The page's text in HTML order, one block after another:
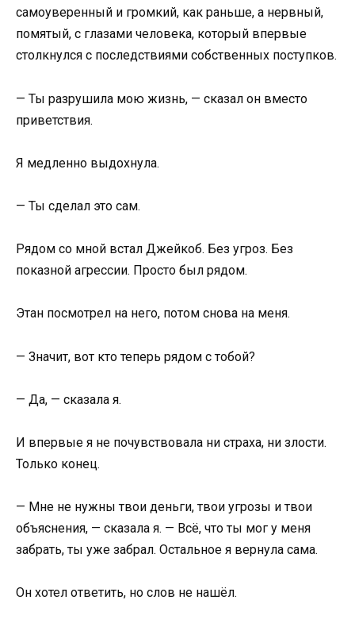
самоуверенный и громкий, как раньше, а нервный,
помятый, с глазами человека, который впервые
столкнулся с последствиями собственных поступков.
— Ты разрушила мою жизнь, — сказал он вместо
приветствия.
Я медленно выдохнула.
— Ты сделал это сам.
Рядом со мной встал Джейкоб. Без угроз. Без
показной агрессии. Просто был рядом.
Этан посмотрел на него, потом снова на меня.
— Значит, вот кто теперь рядом с тобой?
— Да, — сказала я.
И впервые я не почувствовала ни страха, ни злости.
Только конец.
— Мне не нужны твои деньги, твои угрозы и твои
объяснения, — сказала я. — Всё, что ты мог у меня
забрать, ты уже забрал. Остальное я вернула сама.
Он хотел ответить, но слов не нашёл.